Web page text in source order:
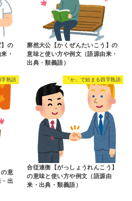
の
・
廓然大公【かくぜんたいこう】の
意味と使い方や例文（語源由来・
出典・類義語）
字熟語
意
出
「か」で始まる四字熟語
合従連衡【がっしょうれんこう】
の意味と使い方や例文（語源由
来・出典・類義語）